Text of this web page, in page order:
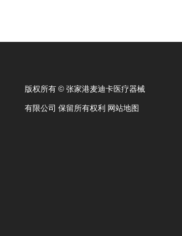
版权所有 © 张家港麦迪卡医疗器械
有限公司 保留所有权利 网站地图